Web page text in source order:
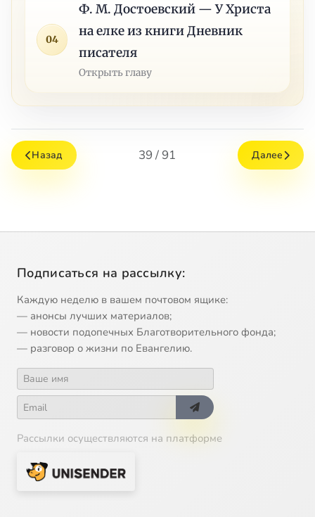
04
Ф. М. Достоевский — У Христа
на елке из книги Дневник
писателя
Открыть главу
Назад 39 / 91 Далее
Подписаться на рассылку:
Каждую неделю в вашем почтовом ящике:
— анонсы лучших материалов;
— новости подопечных Благотворительного фонда;
— разговор о жизни по Евангелию.
Рассылки осуществляются на платформе